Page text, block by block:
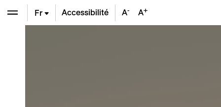
Fr Accessibilité A- A+